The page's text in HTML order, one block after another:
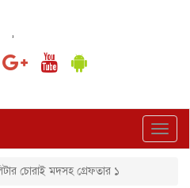
,
চোরাই মদসহ গ্রেফতার ১